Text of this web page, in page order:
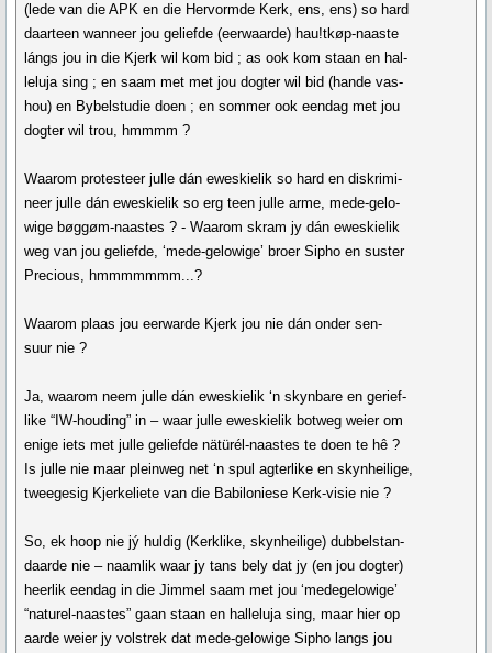
(lede van die APK en die Hervormde Kerk, ens, ens) so hard
daarteen wanneer jou geliefde (eerwaarde) hau!tkøp-naaste
lángs jou in die Kjerk wil kom bid ; as ook kom staan en hal-
leluja sing ; en saam met met jou dogter wil bid (hande vas-
hou) en Bybelstudie doen ; en sommer ook eendag met jou
dogter wil trou, hmmmm ?
Waarom protesteer julle dán eweskielik so hard en diskrimi-
neer julle dán eweskielik so erg teen julle arme, mede-gelo-
wige bøggøm-naastes ? - Waarom skram jy dán eweskielik
weg van jou geliefde, ‘mede-gelowige’ broer Sipho en suster
Precious, hmmmmmmm...?
Waarom plaas jou eerwarde Kjerk jou nie dán onder sen-
suur nie ?
Ja, waarom neem julle dán eweskielik ‘n skynbare en gerief-
like “IW-houding” in – waar julle eweskielik botweg weier om
enige iets met julle geliefde nätürél-naastes te doen te hê ?
Is julle nie maar pleinweg net ‘n spul agterlike en skynheilige,
tweegesig Kjerkeliete van die Babiloniese Kerk-visie nie ?
So, ek hoop nie jý huldig (Kerklike, skynheilige) dubbelstan-
daarde nie – naamlik waar jy tans bely dat jy (en jou dogter)
heerlik eendag in die Jimmel saam met jou ‘medegelowige’
“naturel-naastes” gaan staan en halleluja sing, maar hier op
aarde weier jy volstrek dat mede-gelowige Sipho langs jou